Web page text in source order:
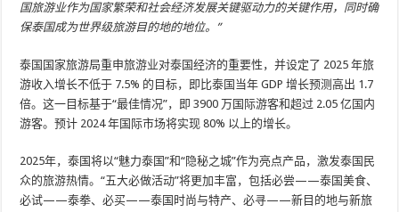
国旅游业作为国家繁荣和社会经济发展关键驱动力的关键作用，同时确
保泰国成为世界级旅游目的地的地位。”
泰国国家旅游局重申旅游业对泰国经济的重要性，并设定了 2025 年旅
游收入增长不低于 7.5% 的目标，即比泰国当年 GDP 增长预测高出 1.7
倍。这一目标基于“最佳情况”，即 3900 万国际游客和超过 2.05 亿国内
游客。预计 2024 年国际市场将实现 80% 以上的增长。
2025年，泰国将以“魅力泰国”和“隐秘之城”作为亮点产品，激发泰国民
众的旅游热情。“五大必做活动”将更加丰富，包括必尝——泰国美食、
必试——泰拳、必买——泰国时尚与特产、必寻——新目的地与新旅